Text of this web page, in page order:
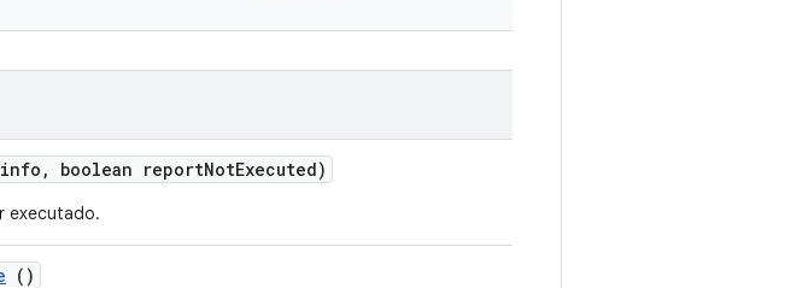
info , boolean reportNotExecuted)
executado.
()